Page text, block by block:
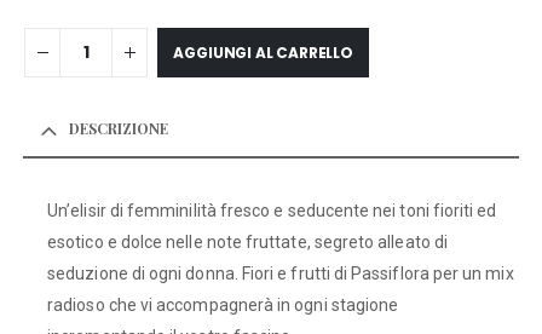
AGGIUNGI AL CARRELLO
DESCRIZIONE
Un’elisir di femminilità fresco e seducente nei toni fioriti ed
esotico e dolce nelle note fruttate, segreto alleato di
seduzione di ogni donna. Fiori e frutti di Passiflora per un mix
radioso che vi accompagnerà in ogni stagione